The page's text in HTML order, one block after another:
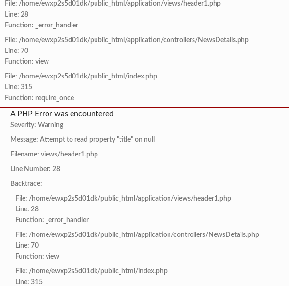
File: /home/ewxp2s5d01dk/public_html/application/views/header1.php
Line: 28
Function: _error_handler
File: /home/ewxp2s5d01dk/public_html/application/controllers/NewsDetails.php
Line: 70
Function: view
File: /home/ewxp2s5d01dk/public_html/index.php
Line: 315
Function: require_once
A PHP Error was encountered
Severity: Warning
Message: Attempt to read property "title" on null
Filename: views/header1.php
Line Number: 28
Backtrace:
File: /home/ewxp2s5d01dk/public_html/application/views/header1.php
Line: 28
Function: _error_handler
File: /home/ewxp2s5d01dk/public_html/application/controllers/NewsDetails.php
Line: 70
Function: view
File: /home/ewxp2s5d01dk/public_html/index.php
Line: 315